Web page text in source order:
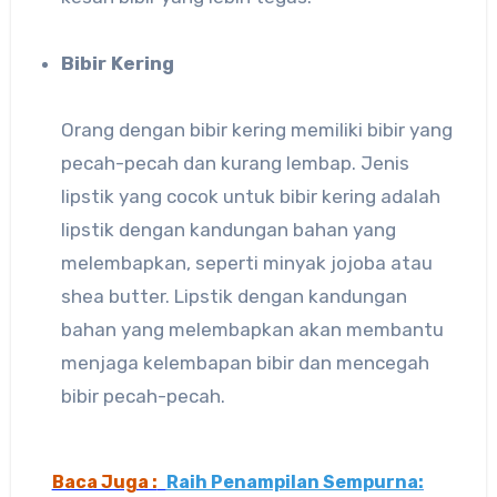
Bibir Kering
Orang dengan bibir kering memiliki bibir yang
pecah-pecah dan kurang lembap. Jenis
lipstik yang cocok untuk bibir kering adalah
lipstik dengan kandungan bahan yang
melembapkan, seperti minyak jojoba atau
shea butter. Lipstik dengan kandungan
bahan yang melembapkan akan membantu
menjaga kelembapan bibir dan mencegah
bibir pecah-pecah.
Baca Juga : Raih Penampilan Sempurna: